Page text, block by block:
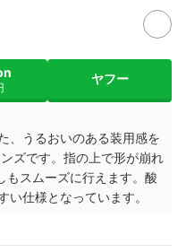
ヤフー
、うるおいのある装用感を
ズです。指の上で形が崩れ
もスムーズに行えます。酸
仕様となっています。